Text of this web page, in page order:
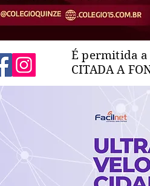
É permitida a
CITADA A